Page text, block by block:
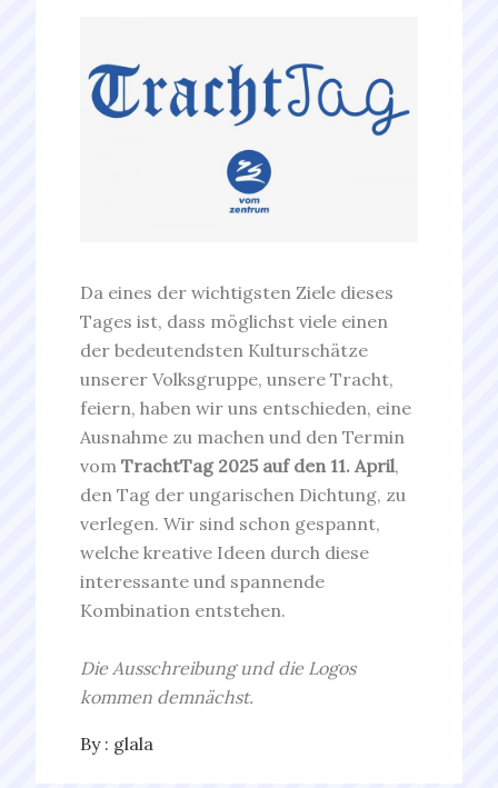
Da eines der wichtigsten Ziele dieses
Tages ist, dass möglichst viele einen
der bedeutendsten Kulturschätze
unserer Volksgruppe, unsere Tracht,
feiern, haben wir uns entschieden, eine
Ausnahme zu machen und den Termin
vomTrachtTag 2025 auf den 11. April,
den Tag der ungarischen Dichtung, zu
verlegen. Wir sind schon gespannt,
welche kreative Ideen durch diese
interessante und spannende
Kombination entstehen.
Die Ausschreibung und die Logos
kommen demnächst.
By : glala